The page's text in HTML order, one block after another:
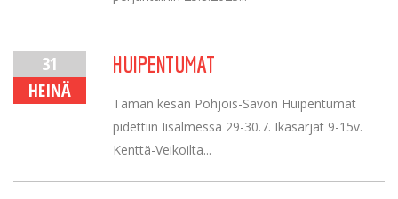
31
HEINÄ
HUIPENTUMAT
Tämän kesän Pohjois-Savon Huipentumat
pidettiin Iisalmessa 29-30.7. Ikäsarjat 9-15v.
Kenttä-Veikoilta...